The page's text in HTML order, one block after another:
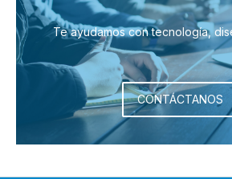
Te ayudamos con tecnología,
CONTÁCTANOS